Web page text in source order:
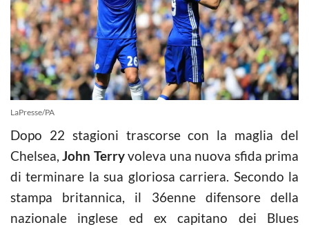
LaPresse/PA
Dopo 22 stagioni trascorse con la maglia del
Chelsea,John Terryvoleva una nuova sfida prima
di terminare la sua gloriosa carriera. Secondo la
stampa britannica, il 36enne difensore della
nazionale inglese ed ex capitano dei Blues